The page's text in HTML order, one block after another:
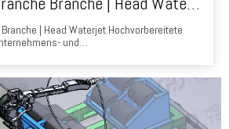
| Head Waterjet Hochvorbereitete
und